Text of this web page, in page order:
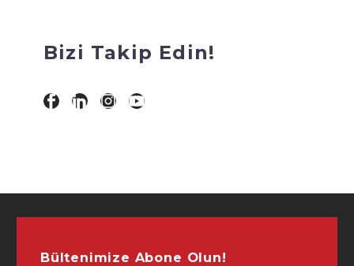
Bizi Takip Edin!
Bültenimize Abone Olun!